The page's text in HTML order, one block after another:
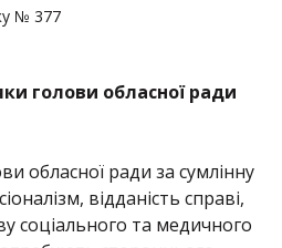
№ 377
голови обласної ради
обласної ради за сумлінну
відданість справі,
соціального та медичного